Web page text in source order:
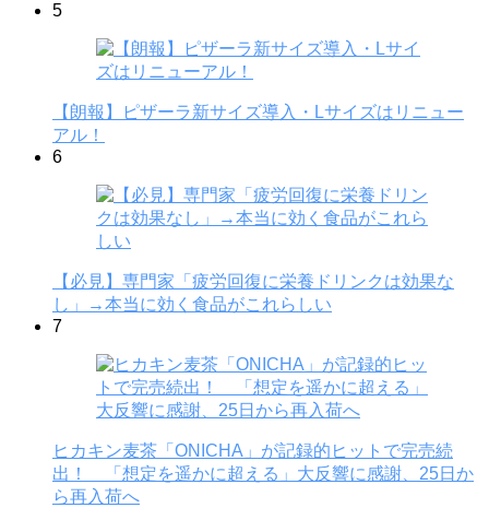
5
【朗報】ピザーラ新サイズ導入・Lサイズはリニュー
アル！
6
【必見】専門家「疲労回復に栄養ドリンクは効果な
し」→本当に効く食品がこれらしい
7
ヒカキン麦茶「ONICHA」が記録的ヒットで完売続
出！ 「想定を遥かに超える」大反響に感謝、25日か
ら再入荷へ